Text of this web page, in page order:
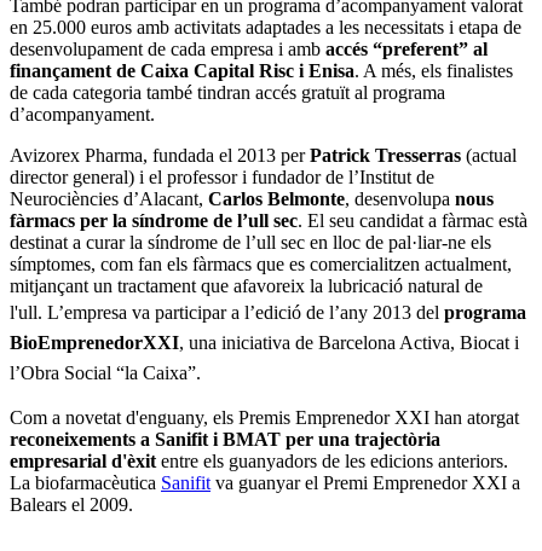
També podran participar en un programa d’acompanyament valorat
en 25.000 euros amb activitats adaptades a les necessitats i etapa de
desenvolupament de cada empresa i amb accés “preferent” al
finançament de Caixa Capital Risc i Enisa. A més, els finalistes
de cada categoria també tindran accés gratuït al programa
d’acompanyament.
Avizorex Pharma, fundada el 2013 perPatrick Tresserras (actual
director general) i el professor i fundador de l’Institut de
Neurociències d’Alacant, Carlos Belmonte, desenvolupa nous
fàrmacs per la síndrome de l’ull sec. El seu candidat a fàrmac està
destinat a curar la síndrome de l’ull sec en lloc de pal·liar-ne els
símptomes, com fan els fàrmacs que es comercialitzen actualment,
mitjançant un tractament que afavoreix la lubricació natural de
l'ull. L’empresa va participar a l’edició de l’any 2013 del programa
BioEmprenedorXXI, una iniciativa de Barcelona Activa, Biocat i
l’Obra Social “la Caixa”.
Com a novetat d'enguany, els Premis Emprenedor XXI han atorgat
reconeixements a Sanifit i BMAT per una trajectòria
empresarial d'èxitentre els guanyadors de les edicions anteriors.
La biofarmacèutica Sanifitva guanyar el Premi Emprenedor XXI a
Balears el 2009.